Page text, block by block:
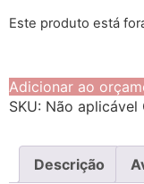
Este produto está
Adicionar ao
SKU: Não aplicável
Descrição